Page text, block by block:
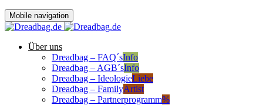
Mobile navigation
Über uns
Dreadbag – FAQ´sInfo
Dreadbag – AGB´sInfo
Dreadbag – IdeologieLiebe
Dreadbag – FamilyArtist
Dreadbag – Partnerprogramm%